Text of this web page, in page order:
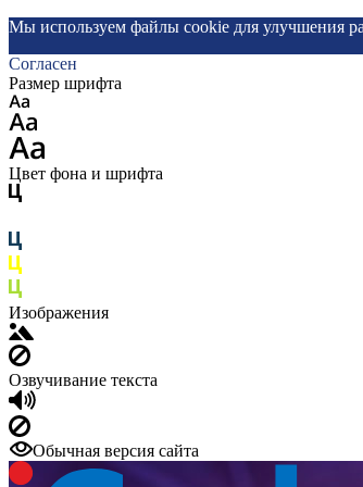
Мы используем файлы cookie для улучшения
Согласен
Размер шрифта
Цвет фона и шрифта
Изображения
Озвучивание текста
Обычная версия сайта